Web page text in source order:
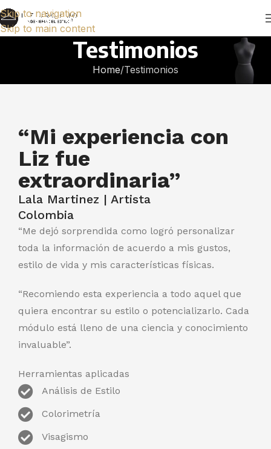
Skip to navigation
Skip to main content
Testimonios
Home Testimonios
“Mi experiencia con
Liz fue
extraordinaria”
Lala Martinez | Artista
Colombia
“Me dejó sorprendida como logró personalizar
toda la información de acuerdo a mis gustos,
estilo de vida y mis características físicas.
“Recomiendo esta experiencia a todo aquel que
quiera encontrar su estilo o potencializarlo. Cada
módulo está lleno de una ciencia y conocimiento
invaluable”.
Herramientas aplicadas
Análisis de Estilo
Colorimetría
Visagismo